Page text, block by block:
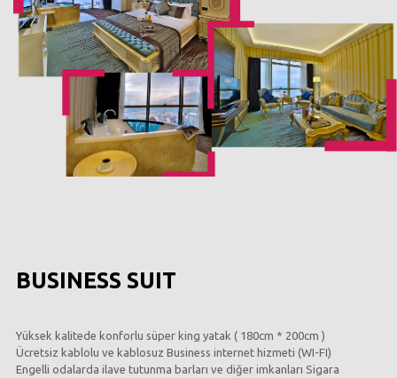
BUSINESS SUIT
Yüksek kalitede konforlu süper king yatak ( 180cm * 200cm )
Ücretsiz kablolu ve kablosuz Business internet hizmeti (WI-FI)
Engelli odalarda ilave tutunma barları ve diğer imkanları Sigara